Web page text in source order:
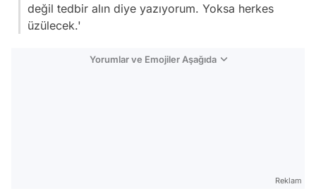
değil tedbir alın diye yazıyorum. Yoksa herkes
üzülecek.'
Yorumlar ve Emojiler Aşağıda
Reklam